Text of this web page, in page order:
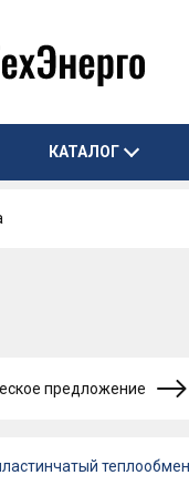
КАТАЛОГ
предложение